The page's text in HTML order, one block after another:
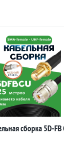
сборка 5D-FB